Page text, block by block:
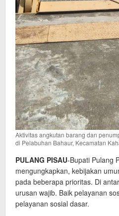
Aktivitas angkutan barang dan
di Pelabuhan Bahaur, Kecamatan
PULANG PISAU-Bupati Pulang
mengungkapkan, kebijakan
pada beberapa prioritas. Di
urusan wajib. Baik pelayanan
pelayanan sosial dasar.